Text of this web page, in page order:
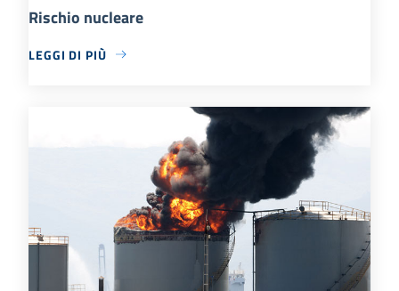
Rischio nucleare
LEGGI DI PIÙ